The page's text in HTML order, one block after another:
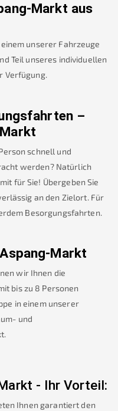
Markt aus
unserer Fahrzeuge
Teil unseres individuellen
Verfügung.
–
schnell und
werden? Natürlich
für Sie! Übergeben Sie
an den Zielort. Für
Besorgungsfahrten.
Aspang-Markt
wir Ihnen die
bis zu 8 Personen
in einem unserer
und
.
- Ihr Vorteil:
Ihnen garantiert den